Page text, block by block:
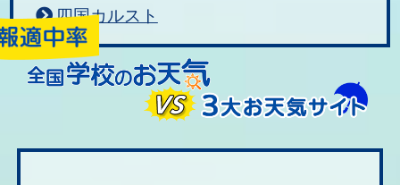
四国カルスト